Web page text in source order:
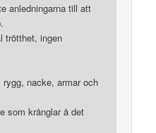
anledningarna till att
trötthet, ingen
nacke, armar och
som krånglar å det